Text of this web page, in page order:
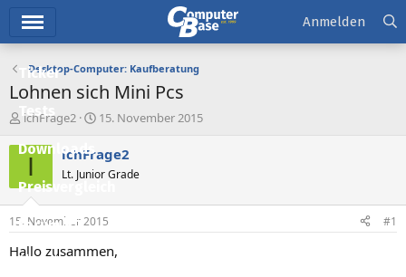
Ticker
Tests
Downloads
Preisvergleich
Forum
Aktuelles
Anmelden
Desktop-Computer: Kaufberatung
Lohnen sich Mini Pcs
E
s
e
e
r
ichFrage2
E
s
e
l
t
a
15. November 2015
I ichFrage2
Lt. Junior Grade
15. November 2015 #1
Hallo zusammen,